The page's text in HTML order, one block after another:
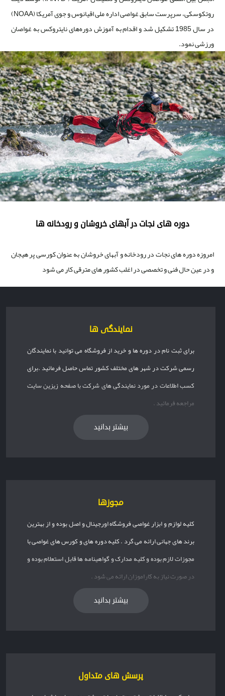
روتکوسکی، سرپرست سابق غواصی اداره ملی اقیانوس و جوی آمریکا (NOAA)
در سال 1985 تشکیل شد و اقدام به آموزش دوره‌های نایتروکس به غواصان
ورزشی نمود.
دوره های نجات در آبهای خروشان و رودخانه ها
امروزه دوره های نجات در رودخانه و آبهای خروشان به عنوان کورسی پر هیجان
و در عین حال فنی و تخصصی در اغلب کشور های مترقی کار می شود
نمایندگی ها
برای ثبت نام در دوره ها و خرید از فروشگاه می توانید با نمایندگان
رسمی شرکت در شهر های مختلف کشور تماس حاصل فرمائید .برای
کسب اطلاعات در مورد نمایندگی های شرکت با صفحه زیزین سایت
مراجعه فرمائید .
بیشتر بدانید
مجوزها
کلیه لوازم و ابزار غواصی فروشگاه اورجینال و اصل بوده و از بهترین
برند های جهانی ارائه می گرد . کلیه دوره های و کورس های غواصی با
مجوزات لازم بوده و کلیه مدارک و گواهینامه ها قابل استعلام بوده و
در صورت نیاز به کاراموزان ارائه می شود .
بیشتر بدانید
پرسش های متداول